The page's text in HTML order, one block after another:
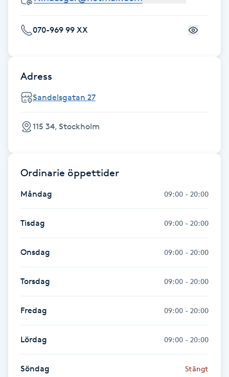
Hatha Yoga
Healing
Herrklippning
HIFU
Hot Stone Massage
Hot yoga
Hudföryngring
Huduppstramning
070-969 99 XX
Adress
Sandelsgatan 27
115 34, Stockholm
Ordinarie öppettider
Måndag 09:00 - 20:00
Tisdag 09:00 - 20:00
Onsdag 09:00 - 20:00
Torsdag 09:00 - 20:00
Fredag 09:00 - 20:00
Lördag 09:00 - 20:00
Söndag Stängt